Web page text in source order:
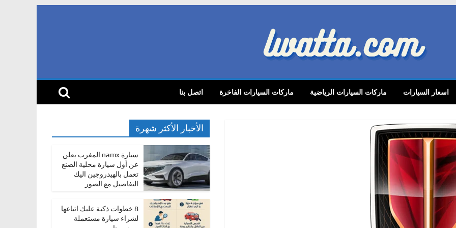
اسعار السيارات ماركات السيارات الرياضية ماركات السيارات الفاخرة اتصل بنا
الأخبار الأكثر شهرة
سيارة namx المغرب يعلن
عن أول سيارة محلية الصنع
تعمل بالهيدروجين اليك
التفاصيل مع الصور
8 خطوات ذكية عليك اتباعها
لشراء سيارة مستعملة